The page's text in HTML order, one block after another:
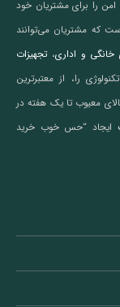
را برای مشتریان خود
که مشتریان می‌توانند
و اداری،تجهیزات
را، از معتبرترین
معیوب تا یک هفته در
ایجاد “حس خوب خرید